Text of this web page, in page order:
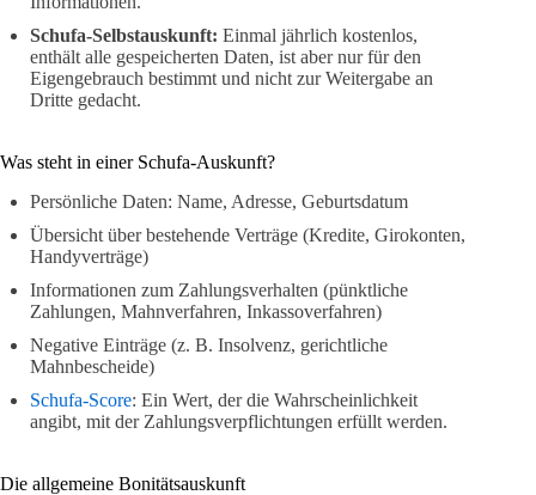
Schufa-Selbstauskunft: Einmal jährlich kostenlos,
enthält alle gespeicherten Daten, ist aber nur für den
Eigengebrauch bestimmt und nicht zur Weitergabe an
Dritte gedacht.
Was steht in einer Schufa-Auskunft?
Persönliche Daten: Name, Adresse, Geburtsdatum
Übersicht über bestehende Verträge (Kredite, Girokonten,
Handyverträge)
Informationen zum Zahlungsverhalten (pünktliche
Zahlungen, Mahnverfahren, Inkassoverfahren)
Negative Einträge (z. B. Insolvenz, gerichtliche
Mahnbescheide)
Schufa-Score: Ein Wert, der die Wahrscheinlichkeit
angibt, mit der Zahlungsverpflichtungen erfüllt werden.
Die allgemeine Bonitätsauskunft